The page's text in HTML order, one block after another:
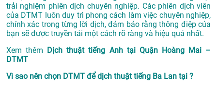
trải nghiệm phiên dịch chuyên nghiệp. Các phiên dịch viên
của DTMT luôn duy trì phong cách làm việc chuyên nghiệp,
chính xác trong từng lời dịch, đảm bảo rằng thông điệp của
bạn sẽ được truyền tải một cách rõ ràng và hiệu quả nhất.
Xem thêm
Dịch thuật tiếng Anh tại Quận Hoàng Mai –
DTMT
Vì sao nên chọn DTMT để dịch thuật tiếng Ba Lan tại ?